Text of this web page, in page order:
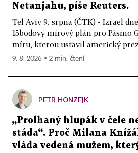
Netanjahu, píše Reuters.
Tel Aviv 9. srpna (ČTK) - Izrael
15bodový mírový plán pro Pásmo
míru, kterou ustavil americký
9. 8. 2026 ▪ 2 min. čtení
PETR HONZEJK
„Prolhaný hlupák v čele
stáda“. Proč Milana
vláda vedená mužem,